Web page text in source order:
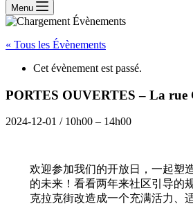
Menu
« Tous les Évènements
Cet évènement est passé.
PORTES OUVERTES – La rue
2024-12-01 / 10h00 – 14h00
欢迎参加我们的开放日，一起塑
的未来！看看两年来社区引导的
克拉克街改造成一个充满活力、